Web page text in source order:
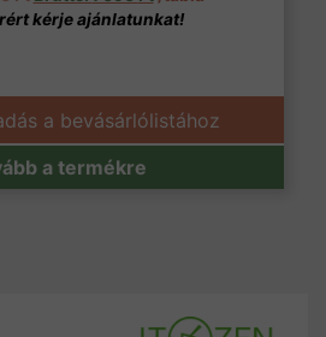
a bevásárlólistához
a termékre